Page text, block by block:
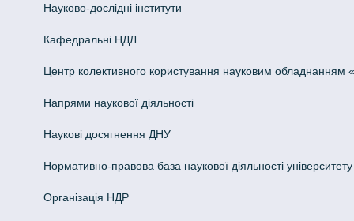
Науково-дослідні інститути
Кафедральні НДЛ
Центр колективного користування науковим обладнанням
Напрями наукової діяльності
Наукові досягнення ДНУ
Нормативно-правова база наукової діяльності університету
Організація НДР